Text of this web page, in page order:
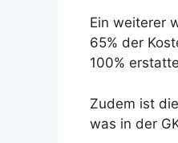
Ein weiterer
65% der
100%
Zudem ist
was in der